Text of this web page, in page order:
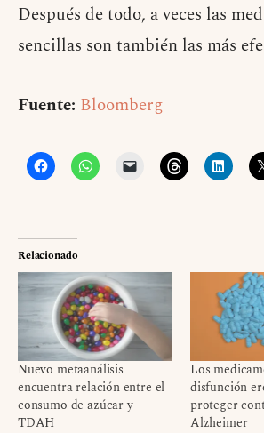
Después de todo, a veces las
sencillas son también las más
Fuente: Bloomberg
Relacionado
Nuevo metaanálisis
encuentra relación entre el
consumo de azúcar y
TDAH
Los
disfunción
proteger
Alzheimer